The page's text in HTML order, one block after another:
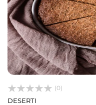


 (0)
DESERTI